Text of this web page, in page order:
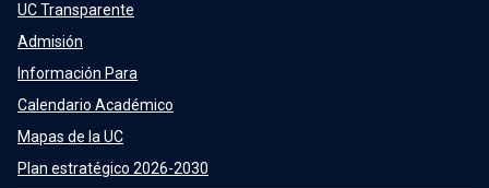
UC Transparente
Admisión
Información Para
Calendario Académico
Mapas de la UC
Plan estratégico 2026-2030